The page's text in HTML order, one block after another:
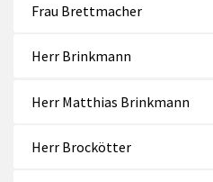
Frau Brettmacher
Herr Brinkmann
Herr Matthias Brinkmann
Herr Brockötter